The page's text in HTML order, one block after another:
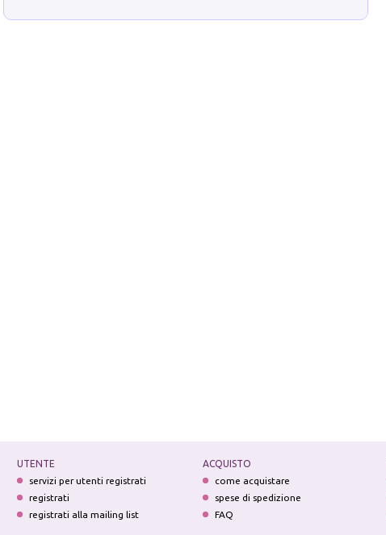
UTENTE
servizi per utenti registrati
registrati
registrati alla mailing list
ACQUISTO
come acquistare
spese di spedizione
FAQ